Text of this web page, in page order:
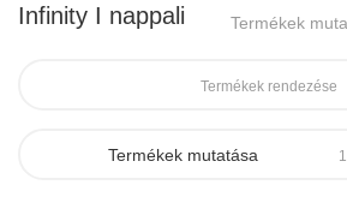
Infinity I nappali Termékek
Termékek rendezése
Termékek mutatása